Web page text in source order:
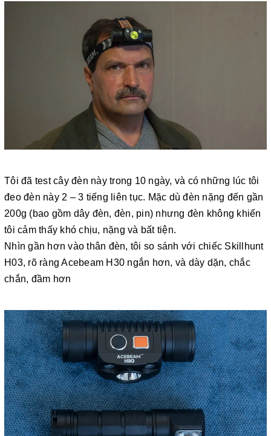
Tôi đã test cây đèn này trong 10 ngày, và có những lúc tôi
đeo đèn này 2 – 3 tiếng liên tục. Mặc dù đèn nặng đến gần
200g (bao gồm dây đèn, đèn, pin) nhưng đèn không khiến
tôi cảm thấy khó chịu, nặng và bất tiện.
Nhìn gần hơn vào thân đèn, tôi so sánh với chiếc Skillhunt
H03, rõ ràng Acebeam H30 ngắn hơn, và dày dặn, chắc
chắn, đầm hơn